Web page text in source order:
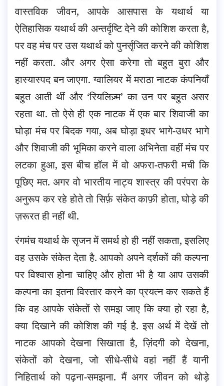
वास्तविक जीवन, आपके आसपास के यथार्थ या
ऐतिहासिक यथार्थ की अन्तर्दृष्टि देने की कोशिश करता है,
पर वह मंच पर उस यथार्थ को पुनर्सृजित करने की कोशिश
नहीं करता. और अगर ऐसा करेगा तो बहुत बुरा और
हास्यास्पद बन जाएगा. ग्वालियर में मराठा नाटक कंपनियाँ
बहुत आती थीं और ‘रियलिज़्म’ का उन पर बहुत असर
रहता था. तो ऐसे ही एक नाटक में एक बार शिवाजी का
घोड़ा मंच पर बिदक गया, अब घोड़ा इधर भागे-उधर भागे
और शिवाजी की भूमिका करने वाला अभिनेता वहीं मंच पर
लटका हुआ, इस बीच हॉल में वो अफरा-तफरी मची कि
पूछिए मत. अगर वो भारतीय नाट्य शास्त्र की परंपरा के
अनुरूप कर रहे होते तो सिर्फ़ संकेत काफ़ी होता, घोड़े की
ज़रूरत ही नहीं थी.
रंगमंच यथार्थ के सृजन में समर्थ हो ही नहीं सकता, इसलिए
वह उसके संकेत देता है. आपको अपने दर्शकों की कल्पना
पर विश्वास होना चाहिए और होता भी है या आप उसकी
कल्पना का इतना विस्तार करने का प्रयत्न कर सकते हैं
कि वह आपके संकेतों से समझ जाए कि क्या हो रहा है,
क्या दिखाने की कोशिश की गई है. इस अर्थ में देखें तो
नाटक आपको देखना सिखाता है, ज़िंदगी को देखना,
संकेतों को देखना, जो सीधे-सीधे वहां नहीं हैं यानी
निहितार्थ को पढ़ना-समझना. मैं अगर जीवन को थोड़े